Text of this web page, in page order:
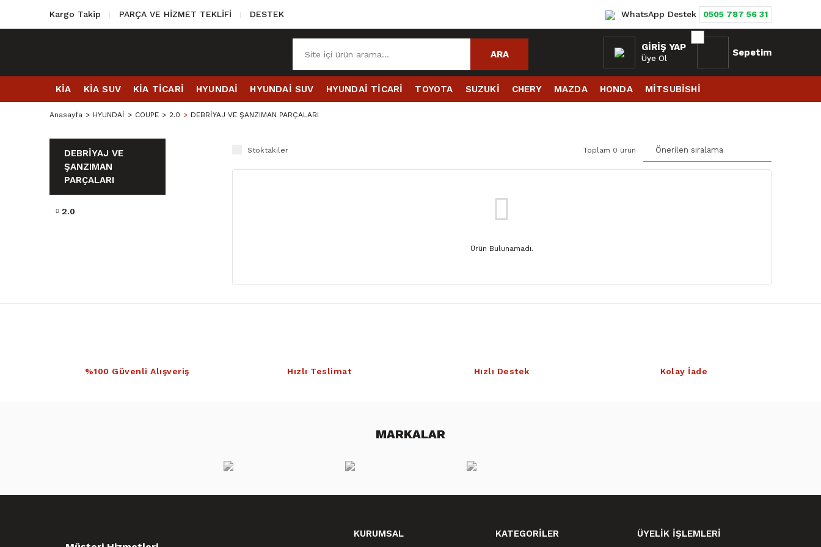
Kargo Takip PARÇA VE HİZMET TEKLİFİ DESTEK WhatsApp Destek 0505 787 56 31
ARA
GIRIŞ YAP
Üye Ol
Sepetim
KİA KİA SUV KİA TİCARİ HYUNDAİ HYUNDAİ SUV HYUNDAİ TİCARİ TOYOTA SUZUKİ CHERY MAZDA HONDA MİTSUBİSHİ
Anasayfa HYUNDAİ COUPE 2.0 DEBRİYAJ VE ŞANZIMAN PARÇALARI
DEBRİYAJ VE
ŞANZIMAN
PARÇALARI
2.0
Stoktakiler Toplam 0 ürün
Ürün Bulunamadı.
%100 Güvenli Alışveriş Hızlı Teslimat Hızlı Destek Kolay İade
MARKALAR
KURUMSAL KATEGORİLER ÜYELİK İŞLEMLERİ